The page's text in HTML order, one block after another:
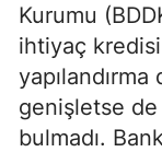
Kurumu
ihtiyaç
genişletse de
bulmadı.